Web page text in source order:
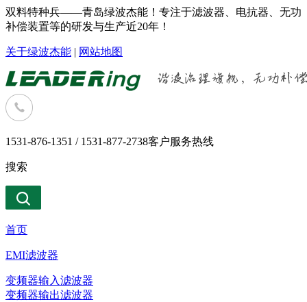
双料特种兵——青岛绿波杰能！专注于滤波器、电抗器、无功
补偿装置等的研发与生产近20年！
关于绿波杰能 | 网站地图
1531-876-1351 / 1531-877-2738客户服务热线
搜索
首页
EMI滤波器
变频器输入滤波器
变频器输出滤波器